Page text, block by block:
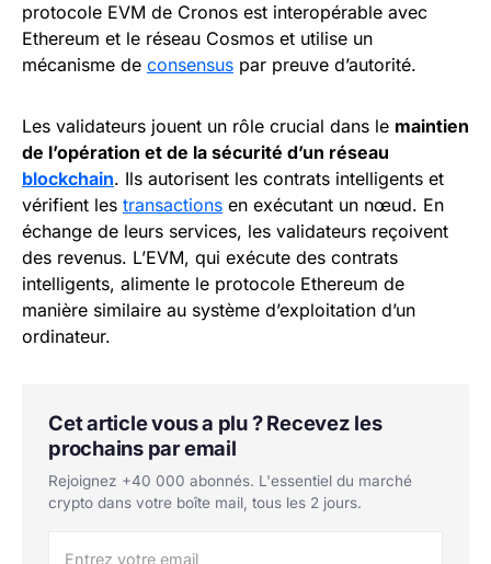
protocole EVM de Cronos est interopérable avec
Ethereum et le réseau Cosmos et utilise un
mécanisme de consensus par preuve d’autorité.
Les validateurs jouent un rôle crucial dans le maintien
de l’opération et de la sécurité d’un réseau
blockchain. Ils autorisent les contrats intelligents et
vérifient les transactions en exécutant un nœud. En
échange de leurs services, les validateurs reçoivent
des revenus. L’EVM, qui exécute des contrats
intelligents, alimente le protocole Ethereum de
manière similaire au système d’exploitation d’un
ordinateur.
Cet article vous a plu ? Recevez les
prochains par email
Rejoignez +40 000 abonnés. L'essentiel du marché
crypto dans votre boîte mail, tous les 2 jours.